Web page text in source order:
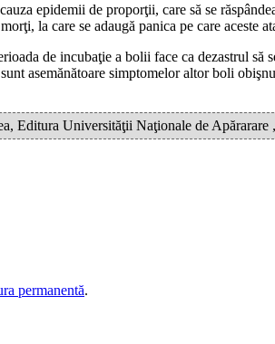
epidemii de proporţii, care să se
la care se adaugă panica pe care aceste
de incubaţie a bolii face ca dezastrul
asemănătoare simptomelor altor boli
Editura Universităţii Naţionale de
permanentă.